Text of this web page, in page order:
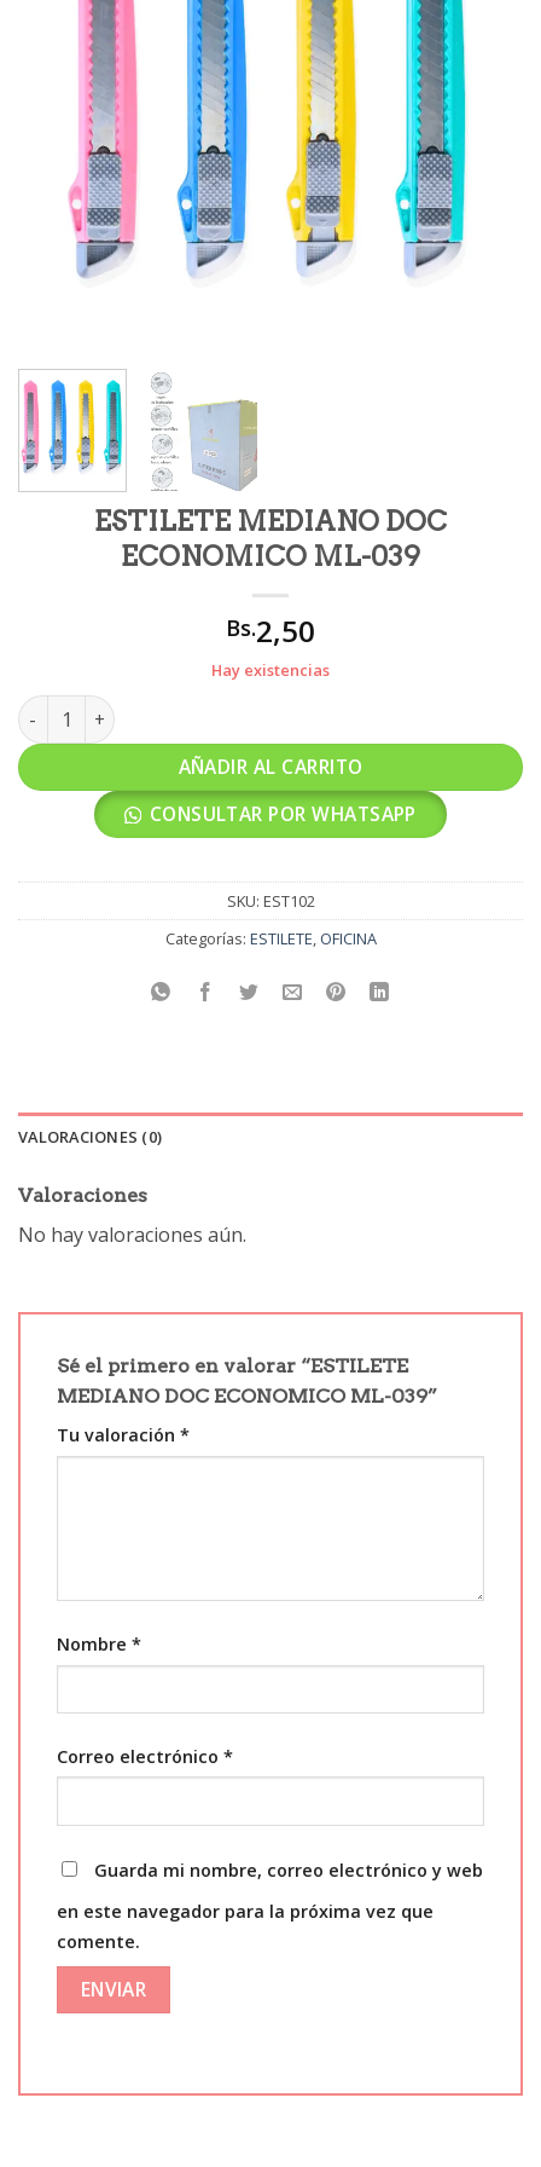
ESTILETE MEDIANO DOC
ECONOMICO ML-039
Bs.2,50
Hay existencias
ESTILETE MEDIANO DOC ECONOMICO ML-039 cantidad
AÑADIR AL CARRITO
CONSULTAR POR WHATSAPP
SKU: EST102
Categorías: ESTILETE, OFICINA
VALORACIONES (0)
Valoraciones
No hay valoraciones aún.
Sé el primero en valorar “ESTILETE
MEDIANO DOC ECONOMICO ML-039”
Tu valoración *
Nombre *
Correo electrónico *
Guarda mi nombre, correo electrónico y web
en este navegador para la próxima vez que
comente.